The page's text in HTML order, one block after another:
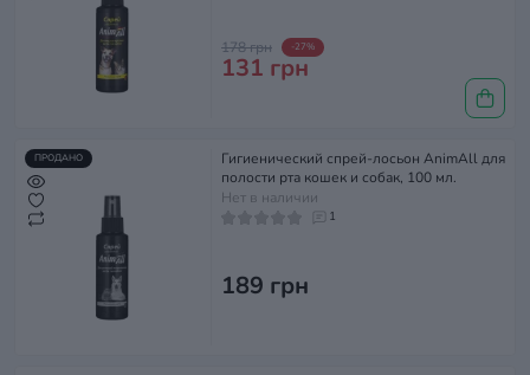
178 грн -27%
131 грн
ПРОДАНО
Гигиенический спрей-лосьон AnimAll для
полости рта кошек и собак, 100 мл.
Нет в наличии
1
189 грн